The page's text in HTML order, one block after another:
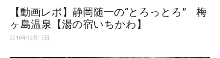
【動画レポ】静岡随一の“とろっとろ” 梅
ヶ島温泉【湯の宿いちかわ】
2016年12月15日